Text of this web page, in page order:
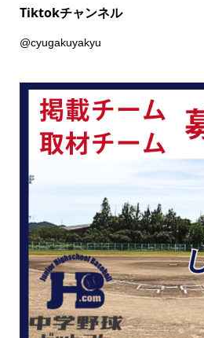
Tiktokチャンネル
@cyugakuyakyu